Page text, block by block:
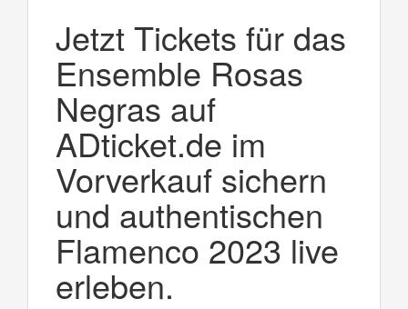
Jetzt Tickets für das
Ensemble Rosas
Negras auf
ADticket.de im
Vorverkauf sichern
und authentischen
Flamenco 2023 live
erleben.